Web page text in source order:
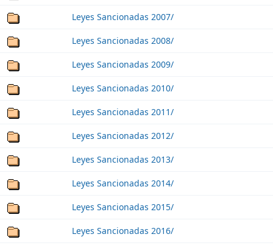
Leyes Sancionadas 2007/
Leyes Sancionadas 2008/
Leyes Sancionadas 2009/
Leyes Sancionadas 2010/
Leyes Sancionadas 2011/
Leyes Sancionadas 2012/
Leyes Sancionadas 2013/
Leyes Sancionadas 2014/
Leyes Sancionadas 2015/
Leyes Sancionadas 2016/